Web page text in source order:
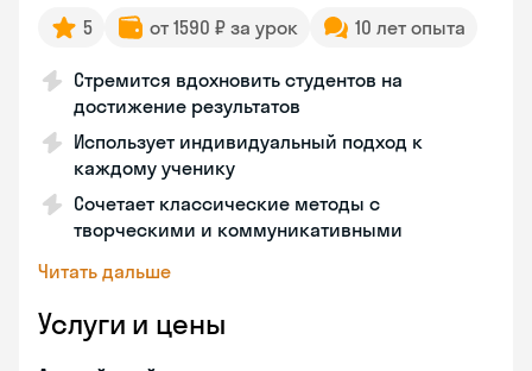
5 от 1590 ₽ за урок 10 лет опыта
Стремится вдохновить студентов на
достижение результатов
Использует индивидуальный подход к
каждому ученику
Сочетает классические методы с
творческими и коммуникативными
Читать дальше
Услуги и цены